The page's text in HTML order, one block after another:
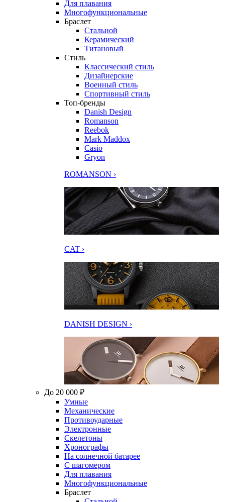
Для плавания
Многофункциональные
Браслет
Стальной
Керамический
Титановый
Стиль
Классический стиль
Дизайнерские
Военный стиль
Спортивный стиль
Топ-бренды
Danish Design
Romanson
Reebok
Mark Maddox
Casio
Gryon
ROMANSON ›
CAT ›
DANISH DESIGN ›
До 20 000 ₽
Умные
Механические
Противоударные
Электронные
Скелетоны
Хронографы
На солнечной батарее
С шагомером
Для плавания
Многофункциональные
Браслет